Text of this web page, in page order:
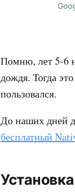
Помню, лет 5-6
дождя. Тогда
пользовался.
До наших дней
бесплатный